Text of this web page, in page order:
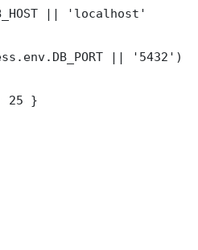
|| 'localhost'
|| '5432')
25 }